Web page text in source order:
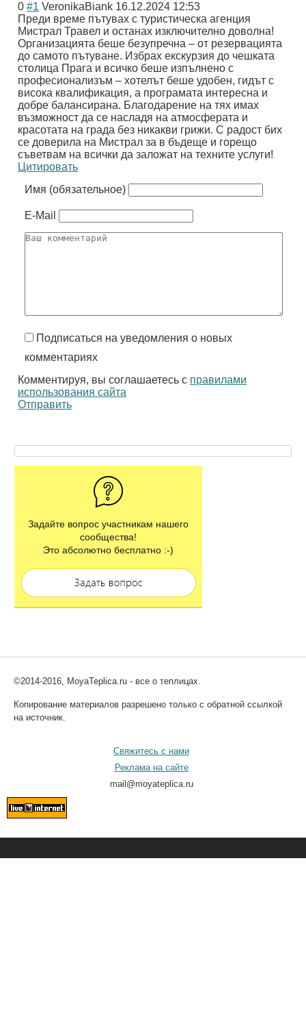
0 #1 VeronikaBiank 16.12.2024 12:53
Преди време пътувах с туристическа агенция
Мистрал Травел и останах изключително доволна!
Организацията беше безупречна – от резервацията
до самото пътуване. Избрах екскурзия до чешката
столица Прага и всичко беше изпълнено с
професионализъм – хотелът беше удобен, гидът с
висока квалификация, а програмата интересна и
добре балансирана. Благодарение на тях имах
възможност да се насладя на атмосферата и
красотата на града без никакви грижи. С радост бих
се доверила на Мистрал за в бъдеще и горещо
съветвам на всички да заложат на техните услуги!
Цитировать
Имя (обязательное)
E-Mail
Подписаться на уведомления о новых
комментариях
Комментируя, вы соглашаетесь с правилами
использования сайта
Отправить
Задайте вопрос участникам нашего
сообщества!
Это абсолютно бесплатно :-)
©2014-2016, MoyaTeplica.ru - все о теплицах.
Копирование материалов разрешено только с обратной ссылкой
на источник.
Свяжитесь с нами
Реклама на сайте
mail@moyateplica.ru